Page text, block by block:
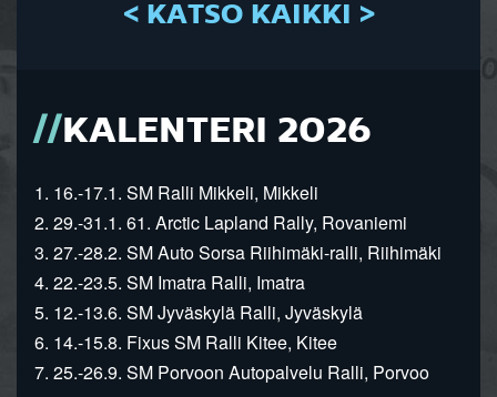
< KATSO KAIKKI >
KALENTERI 2026
1. 16.-17.1. SM Ralli Mikkeli, Mikkeli
2. 29.-31.1. 61. Arctic Lapland Rally, Rovaniemi
3. 27.-28.2. SM Auto Sorsa Riihimäki-ralli, Riihimäki
4. 22.-23.5. SM Imatra Ralli, Imatra
5. 12.-13.6. SM Jyväskylä Ralli, Jyväskylä
6. 14.-15.8. Fixus SM Ralli Kitee, Kitee
7. 25.-26.9. SM Porvoon Autopalvelu Ralli, Porvoo